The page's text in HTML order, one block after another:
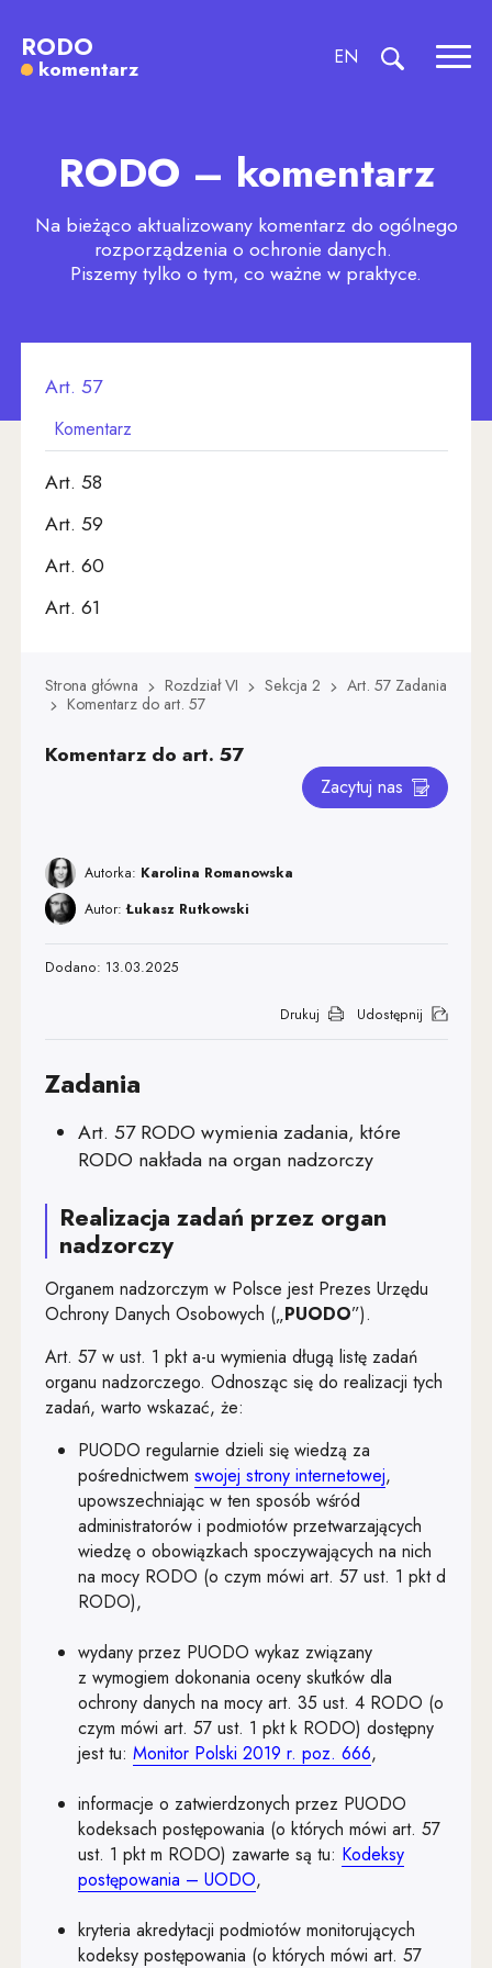
RODO
komentarz ENCHANGE
RODO – komentarz
Na bieżąco aktualizowany komentarz do ogólnego
rozporządzenia o ochronie danych.
Piszemy tylko o tym, co ważne w praktyce.
Art. 49
Art. 52
Art. 53
Art. 54
Art. 56
Art. 57
Komentarz
Art. 58
Art. 59
Art. 60
Art. 61
Art. 63
Art. 67
Art. 68
Art. 69
Art. 72
Art. 74
Art. 76
Art. 77
Art. 78
Art. 79
Art. 80
Art. 81
Art. 82
Art. 83
Art. 84
Art. 85
Art. 86
Art. 87
Art. 88
Art. 90
Art. 91
Art. 92
Art. 93
Strona główna Rozdział VI Sekcja 2
Art. 57 Zadania
Komentarz do art. 57
Komentarz do art. 57
Zacytuj nas
Autorka: Karolina Romanowska
Autor:Łukasz Rutkowski
Dodano: 13.03.2025
Drukuj Udostępnij
Zadania
Art. 57 RODO wymienia zadania, które
RODO nakłada na organ nadzorczy
Realizacja zadań przez organ
nadzorczy
Organem nadzorczym w Polsce jest Prezes Urzędu
Ochrony Danych Osobowych („PUODO”).
Art. 57 w ust. 1 pkt a-u wymienia długą listę zadań
organu nadzorczego. Odnosząc się do realizacji tych
zadań, warto wskazać, że:
PUODO regularnie dzieli się wiedzą za
pośrednictwem swojej strony internetowejUwaga, link
,
upowszechniając w ten sposób wśród
administratorów i podmiotów przetwarzających
wiedzę o obowiązkach spoczywających na nich
na mocy RODO (o czym mówi art. 57 ust. 1 pkt d
RODO),
wydany przez PUODO wykaz związany
z wymogiem dokonania oceny skutków dla
ochrony danych na mocy art. 35 ust. 4 RODO (o
czym mówi art. 57 ust. 1 pkt k RODO) dostępny
jest tu: Monitor Polski 2019 r. poz. 666Uwaga, link
,
informacje o zatwierdzonych przez PUODO
kodeksach postępowania (o których mówi art. 57
ust. 1 pkt m RODO) zawarte są tu: Kodeksy
postępowania – UODOUwaga, link zostanie otwarty w
,
kryteria akredytacji podmiotów monitorujących
kodeksy postępowania (o których mówi art. 57